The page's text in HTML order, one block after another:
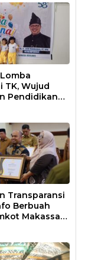
TK, Wujud
Pendidikan
Transparansi
Berbuah
Makassar